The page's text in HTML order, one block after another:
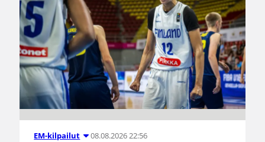
EM-kilpailut 08.08.2026 22:56